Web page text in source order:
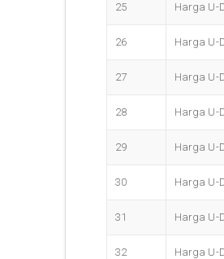
25 Harga U-
26 Harga U-
27 Harga U-
28 Harga U-
29 Harga U-
30 Harga U-
31 Harga U-
32 Harga U-